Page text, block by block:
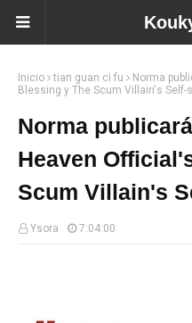
Inicio tian guan ci fu
Norma
Blessing y The Scum Villain's Self-
Norma
Heaven
Scum Villain's
Ysora 7:04:00